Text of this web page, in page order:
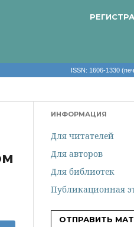
ISSN: 1606-1330
ИНФОРМАЦИЯ
Для читателей
Для авторов
Для библиотек
Публикационная
ОТПРАВИТЬ